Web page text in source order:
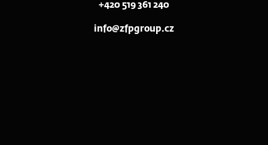
+420 519 361 240
info@zfpgroup.cz